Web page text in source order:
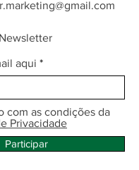
aqui
com as condições da
Privacidade
Participar